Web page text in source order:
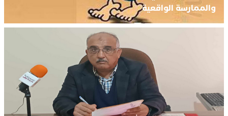
والممارسة الواقعية